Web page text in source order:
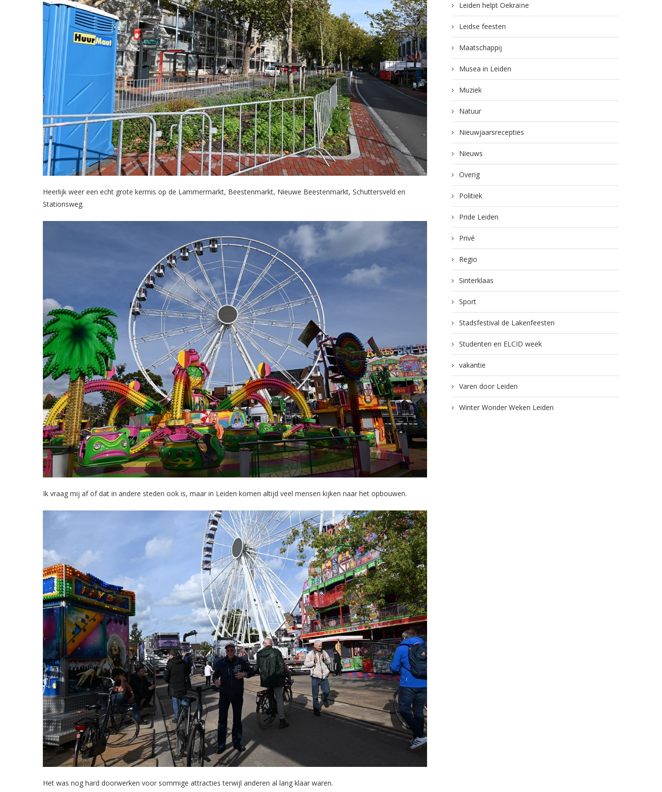
Heerlijk weer een echt grote kermis op de Lammermarkt, Beestenmarkt, Nieuwe Beestenmarkt, Schuttersveld en
Stationsweg.
Ik vraag mij af of dat in andere steden ook is, maar in Leiden komen altijd veel mensen kijken naar het opbouwen.
Het was nog hard doorwerken voor sommige attracties terwijl anderen al lang klaar waren.
Leiden helpt Oekraïne
Leidse feesten
Maatschappij
Musea in Leiden
Muziek
Natuur
Nieuwjaarsrecepties
Nieuws
Overig
Politiek
Pride Leiden
Privé
Regio
Sinterklaas
Sport
Stadsfestival de Lakenfeesten
Studenten en ELCID week
vakantie
Varen door Leiden
Winter Wonder Weken Leiden